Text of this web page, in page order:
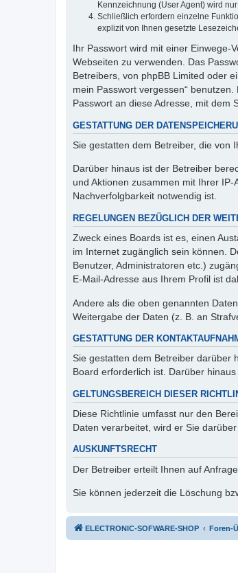
Kennzeichnung (User Agent) wird
Schließlich erfordern einzelne
explizit von Ihnen gesetzte
Ihr Passwort wird mit einer Einwege-
Webseiten zu verwenden. Das
Betreibers, von phpBB Limited oder
mein Passwort vergessen“
Passwort an diese Adresse, mit dem
GESTATTUNG DER
Sie gestatten dem Betreiber, die von
Darüber hinaus ist der Betreiber
und Aktionen zusammen mit Ihrer
Nachverfolgbarkeit notwendig ist.
REGELUNGEN BEZÜGLICH DER
Zweck eines Boards ist es, einen
im Internet zugänglich sein können.
Benutzer, Administratoren etc.)
E-Mail-Adresse aus Ihrem Profil ist
Andere als die oben genannten
Weitergabe der Daten (z. B. an
GESTATTUNG DER
Sie gestatten dem Betreiber darüber
Board erforderlich ist. Darüber
GELTUNGSBEREICH DIESER
Diese Richtlinie umfasst nur den
Daten verarbeitet, wird er Sie
AUSKUNFTSRECHT
Der Betreiber erteilt Ihnen auf
Sie können jederzeit die Löschung
ELECTRONIC-SOFWARE-SHOP Foren-